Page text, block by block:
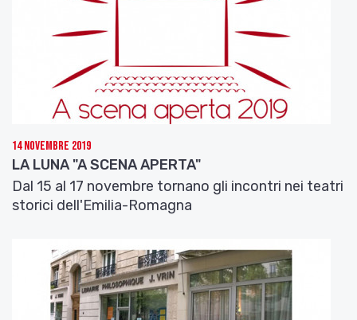
14 Novembre 2019
LA LUNA "A SCENA APERTA"
Dal 15 al 17 novembre tornano gli incontri nei teatri
storici dell'Emilia-Romagna